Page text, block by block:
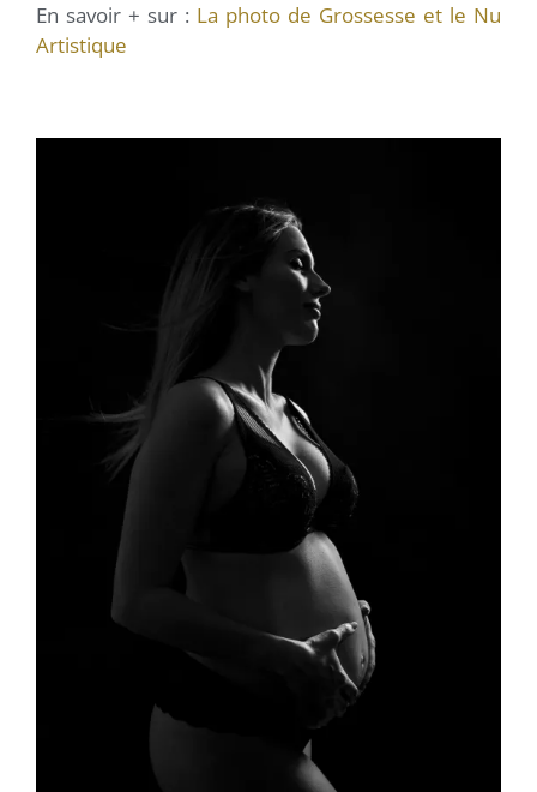
En savoir + sur : La photo de Grossesse et le Nu
Artistique